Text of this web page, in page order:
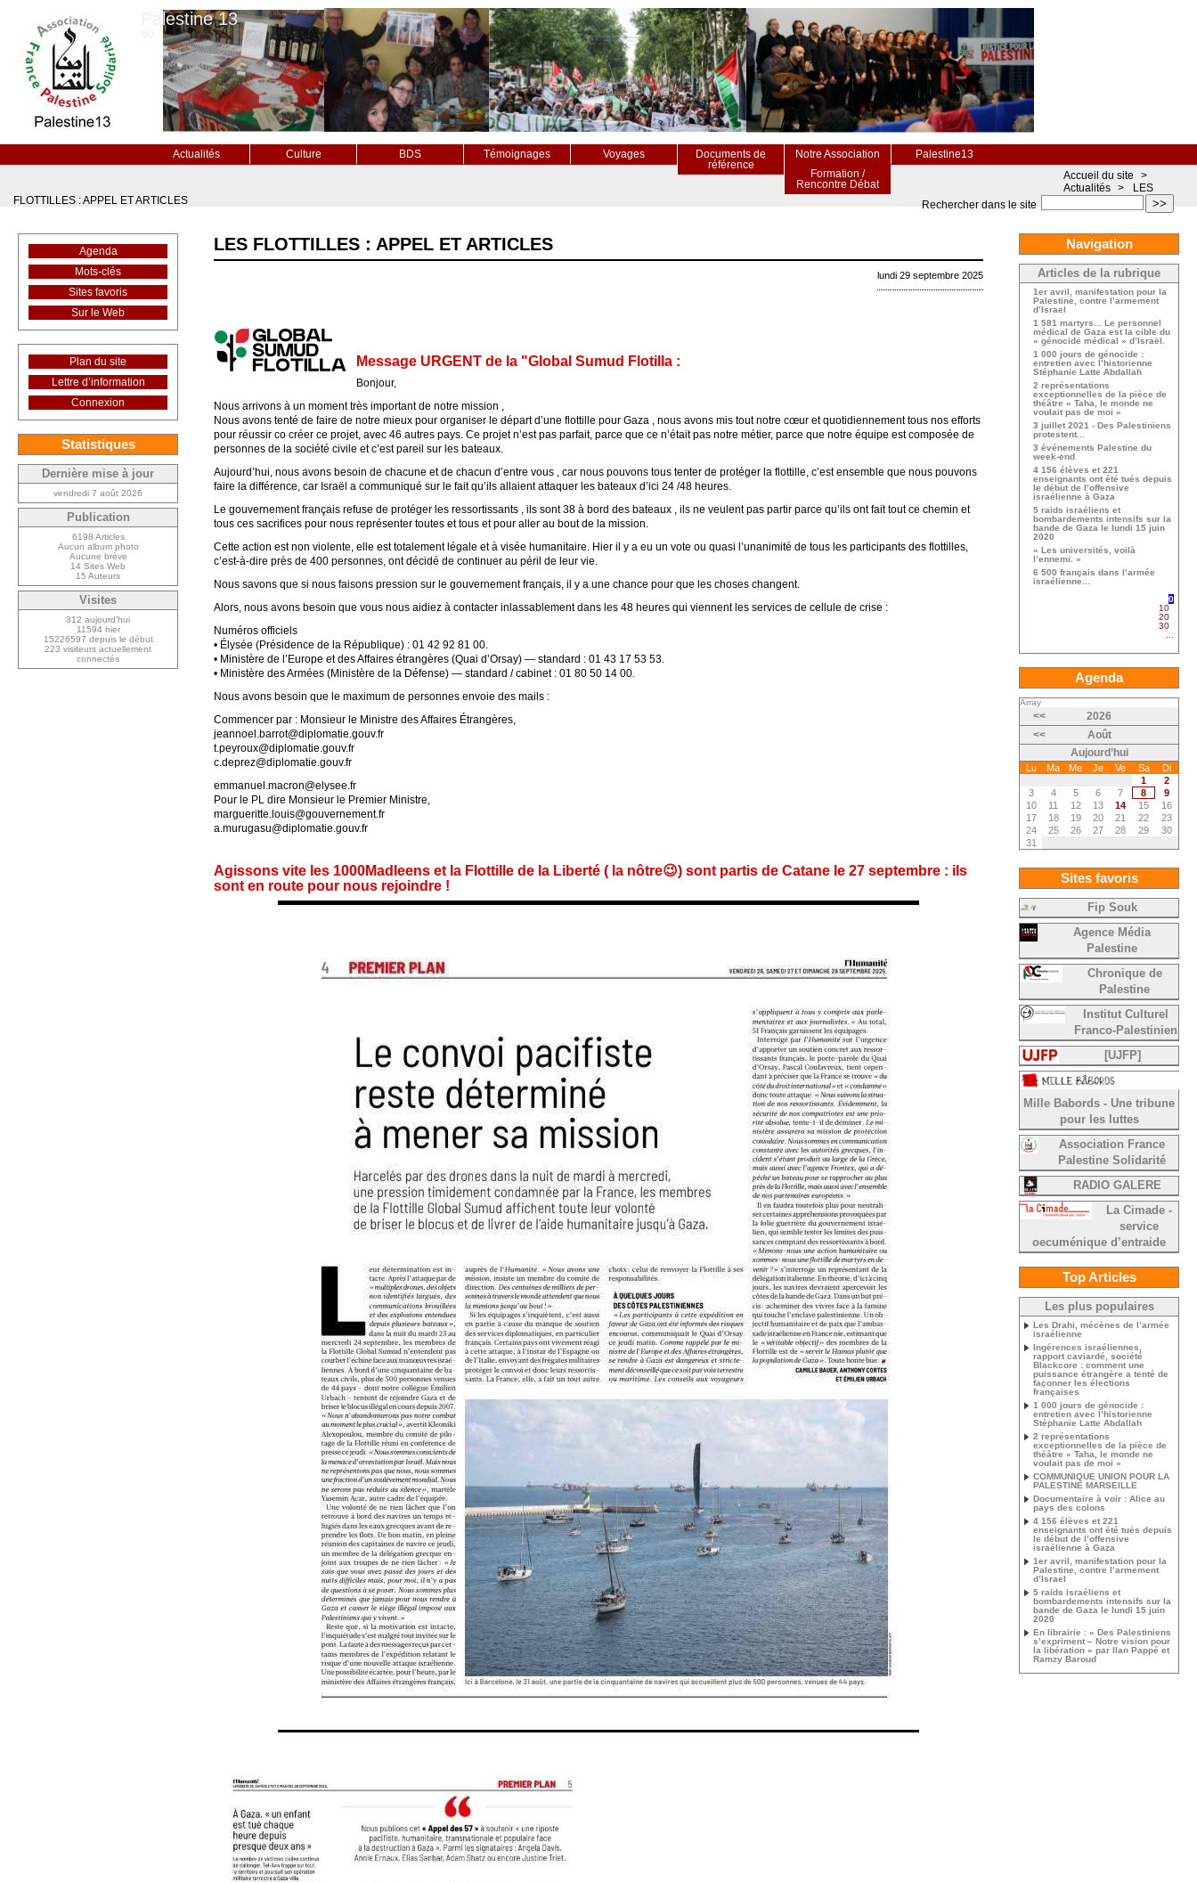
Palestine 13
Actualités Culture BDS Témoignages Voyages
Documents de
référence
Notre Association
Palestine13
Formation /
Rencontre Débat
>>
Rechercher dans le site
Accueil du site
>
Actualités >
LES
FLOTTILLES : APPEL ET ARTICLES
LES FLOTTILLES : APPEL ET ARTICLES
lundi 29 septembre 2025
Message URGENT de la "Global Sumud Flotilla :
Bonjour,
Nous arrivons à un moment très important de notre mission ,
Nous avons tenté de faire de notre mieux pour organiser le départ d’une flottille pour Gaza , nous avons mis tout notre cœur et quotidiennement tous nos efforts
pour réussir co créer ce projet, avec 46 autres pays. Ce projet n’est pas parfait, parce que ce n’était pas notre métier, parce que notre équipe est composée de
personnes de la société civile et c’est pareil sur les bateaux.
Aujourd’hui, nous avons besoin de chacune et de chacun d’entre vous , car nous pouvons tous tenter de protéger la flottille, c’est ensemble que nous pouvons
faire la différence, car Israël a communiqué sur le fait qu’ils allaient attaquer les bateaux d’ici 24 /48 heures.
Le gouvernement français refuse de protéger les ressortissants , ils sont 38 à bord des bateaux , ils ne veulent pas partir parce qu’ils ont fait tout ce chemin et
tous ces sacrifices pour nous représenter toutes et tous et pour aller au bout de la mission.
Cette action est non violente, elle est totalement légale et à visée humanitaire. Hier il y a eu un vote ou quasi l’unanimité de tous les participants des flottilles,
c’est-à-dire près de 400 personnes, ont décidé de continuer au péril de leur vie.
Nous savons que si nous faisons pression sur le gouvernement français, il y a une chance pour que les choses changent.
Alors, nous avons besoin que vous nous aidiez à contacter inlassablement dans les 48 heures qui viennent les services de cellule de crise :
Numéros officiels
• Élysée (Présidence de la République) : 01 42 92 81 00.
• Ministère de l’Europe et des Affaires étrangères (Quai d’Orsay) — standard : 01 43 17 53 53.
• Ministère des Armées (Ministère de la Défense) — standard / cabinet : 01 80 50 14 00.
Nous avons besoin que le maximum de personnes envoie des mails :
Commencer par : Monsieur le Ministre des Affaires Étrangères,
jeannoel.barrot@diplomatie.gouv.fr
t.peyroux@diplomatie.gouv.fr
c.deprez@diplomatie.gouv.fr
emmanuel.macron@elysee.fr
Pour le PL dire Monsieur le Premier Ministre,
margueritte.louis@gouvernement.fr
a.murugasu@diplomatie.gouv.fr
Agissons vite les 1000Madleens et la Flottille de la Liberté ( la nôtre😉) sont partis de Catane le 27 septembre : ils
sont en route pour nous rejoindre !
Agenda
Mots-clés
Sites favoris
Sur le Web
Plan du site
Lettre d’information
Connexion
Statistiques
Dernière mise à jour
vendredi 7 août 2026
Publication
6198 Articles
Aucun album photo
Aucune brève
14 Sites Web
15 Auteurs
Visites
312 aujourd’hui
11594 hier
15226597 depuis le début
223 visiteurs actuellement
connectés
Navigation
Articles de la rubrique
1er avril, manifestation pour la
Palestine, contre l’armement
d’Israel
1 581 martyrs... Le personnel
médical de Gaza est la cible du
« génocide médical » d’Israël.
1 000 jours de génocide :
entretien avec l’historienne
Stéphanie Latte Abdallah
2 représentations
exceptionnelles de la pièce de
théâtre « Taha, le monde ne
voulait pas de moi »
3 juillet 2021 - Des Palestiniens
protestent...
3 événements Palestine du
week-end
4 156 élèves et 221
enseignants ont été tués depuis
le début de l’offensive
israélienne à Gaza
5 raids israéliens et
bombardements intensifs sur la
bande de Gaza le lundi 15 juin
2020
« Les universités, voilà
l’ennemi. »
6 500 français dans l’armée
israélienne...
0
10
20
30
Agenda
Array
<<
2026
<<
Août
Aujourd’hui
Lu Ma Me Je Ve Sa
Di
1
2
3
4 5 6 7 8
9
10
11 12 13 14 15
16
17
18 19 20 21 22
23
24
25 26 27 28 29
30
31
Sites favoris
Fip Souk
Agence Média
Palestine
Chronique de
Palestine
Institut Culturel
Franco-Palestinien
[UJFP]
Mille Babords - Une tribune
pour les luttes
Association France
Palestine Solidarité
RADIO GALERE
La Cimade -
service
oecuménique d’entraide
Top Articles
Les plus populaires
Les Drahi, mécènes de l’armée
israélienne
Ingérences israéliennes,
rapport caviardé, société
Blackcore : comment une
puissance étrangère a tenté de
façonner les élections
françaises
1 000 jours de génocide :
entretien avec l’historienne
Stéphanie Latte Abdallah
2 représentations
exceptionnelles de la pièce de
théâtre « Taha, le monde ne
voulait pas de moi »
COMMUNIQUE UNION POUR LA
PALESTINE MARSEILLE
Documentaire à voir : Alice au
pays des colons
4 156 élèves et 221
enseignants ont été tués depuis
le début de l’offensive
israélienne à Gaza
1er avril, manifestation pour la
Palestine, contre l’armement
d’Israel
5 raids israéliens et
bombardements intensifs sur la
bande de Gaza le lundi 15 juin
2020
En librairie : « Des Palestiniens
s’expriment – Notre vision pour
la libération » par Ilan Pappé et
Ramzy Baroud